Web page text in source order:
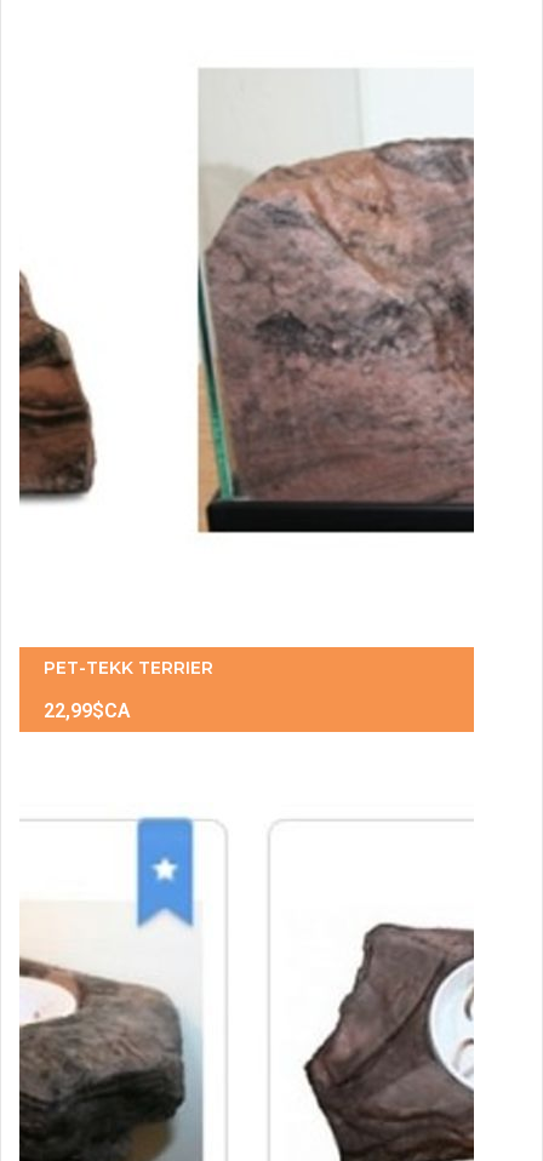
PET-TEKK TERRIER
22,99$CA